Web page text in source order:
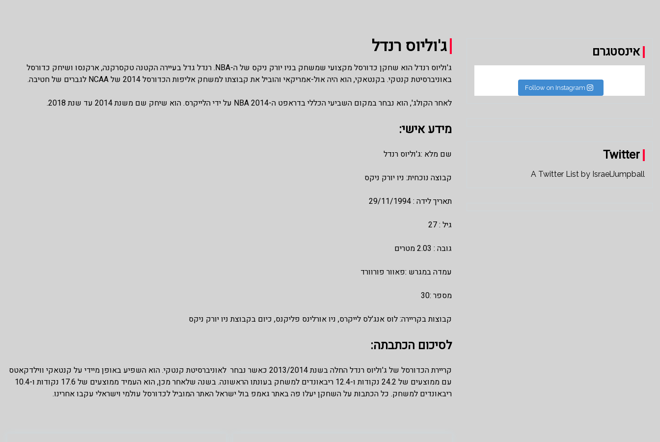
ג'וליוס רנדל
ג'וליוס רנדל הוא שחקן כדורסל מקצועי שמשחק בניו יורק ניקס של ה-NBA. רנדל גדל בעיירה הקטנה טקסרקנה, ארקנסו ושיחק כדורסל
באוניברסיטת קנטקי. בקנטאקי, הוא היה אול-אמריקאי והוביל את קבוצתו למשחק אליפות הכדורסל 2014 של NCAA לגברים של חטיבה.
לאחר הקולג', הוא נבחר במקום השביעי הכללי בדראפט ה-NBA 2014 על ידי הלייקרס. הוא שיחק שם משנת 2014 עד שנת 2018.
מידע אישי:
שם מלא :ג'וליוס רנדל
קבוצה נוכחית: ניו יורק ניקס
תאריך לידה : 29/11/1994
גיל : 27
גובה : 2.03 מטרים
עמדה במגרש :פאוור פורוורד
מספר :30
קבוצות בקריירה: לוס אנג'לס לייקרס, ניו אורלינס פליקנס, כיום בקבוצת ניו יורק ניקס
לסיכום הכתבתה:
קריירת הכדורסל של ג'וליוס רנדל החלה בשנת 2013/2014 כאשר נבחר לאוניברסיטת קנטקי. הוא השפיע באופן מיידי על קנטאקי ווילדקאטס
עם ממוצעים של 24.2 נקודות ו-12.4 ריבאונדים למשחק בעונתו הראשונה. בשנה שלאחר מכן, הוא העמיד ממוצעים של 17.6 נקודות ו-10.4
ריבאונדים למשחק. כל הכתבות על השחקן יעלו פה באתר גאמפ בול ישראל האתר המוביל לכדורסל עולמי וישראלי עקבו אחרינו.
אינסטגרם
Follow on Instagram
Twitter
A Twitter List by IsraelJumpball